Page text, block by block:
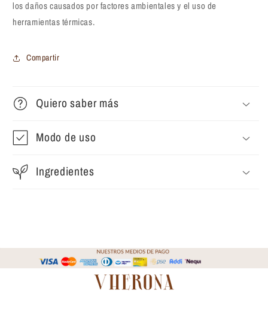
los daños causados por factores ambientales y el uso de
herramientas térmicas.
Compartir
Quiero saber más
Modo de uso
Ingredientes